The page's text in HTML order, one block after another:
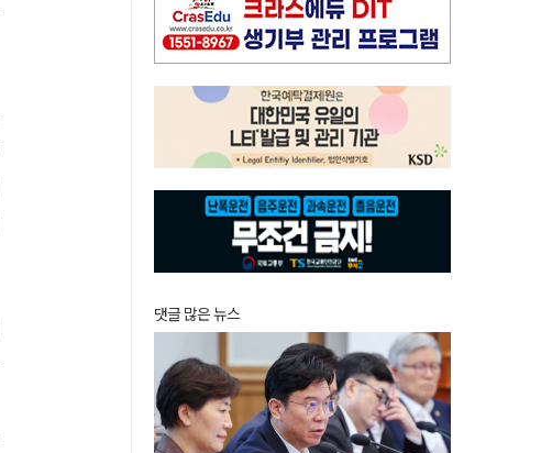
댓글 많은 뉴스